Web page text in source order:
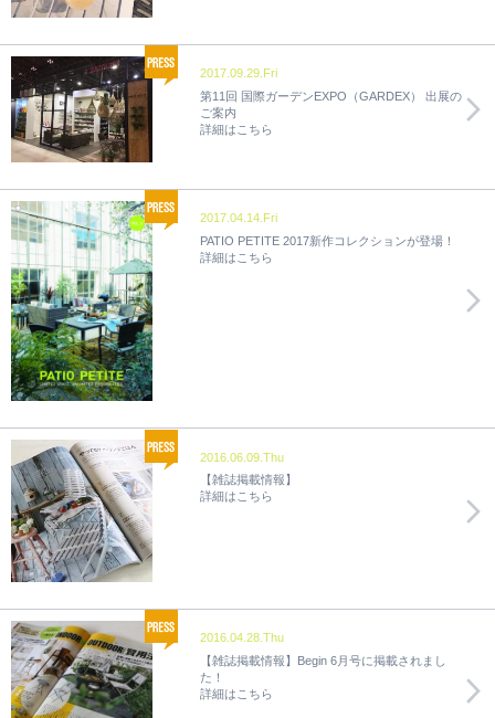
2017.09.29.Fri
第11回 国際ガーデンEXPO（GARDEX） 出展の
ご案内
詳細はこちら
2017.04.14.Fri
PATIO PETITE 2017新作コレクションが登場！
詳細はこちら
2016.06.09.Thu
【雑誌掲載情報】
詳細はこちら
2016.04.28.Thu
【雑誌掲載情報】Begin 6月号に掲載されまし
た！
詳細はこちら